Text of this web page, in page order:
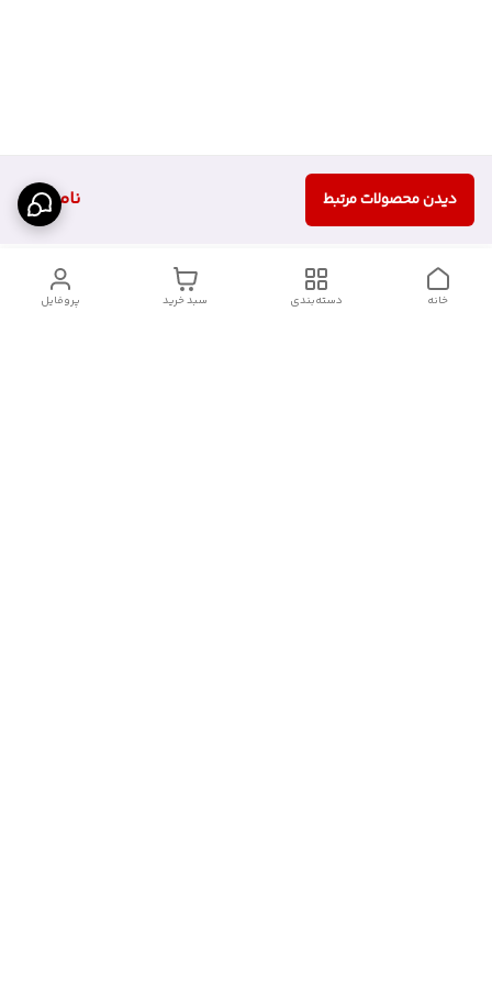
ناموجود دیدن محصولات مرتبط
پروفایل سبد خرید دسته‌بندی خانه